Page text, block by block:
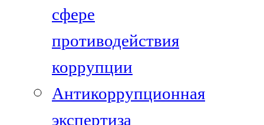
сфере
противодействия
коррупции
Антикоррупционная
экспертиза